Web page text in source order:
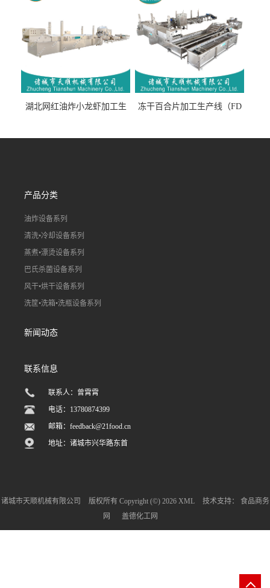
湖北网红油炸小龙虾加工生
线）
冻干百合片加工生产线（FD
线）
产品分类
油炸设备系列
清洗•冷却设备系列
蒸煮•漂烫设备系列
巴氏杀菌设备系列
风干•烘干设备系列
洗筐•洗箱•洗瓶设备系列
新闻动态
联系信息
联系人：曾霄霄
电话：13780874399
邮箱：feedback@21food.cn
地址：诸城市兴华路东首
诸城市天顺机械有限公司 版权所有 Copyright (©) 2026 XML 技术支持： 食品商务
网
盖德化工网